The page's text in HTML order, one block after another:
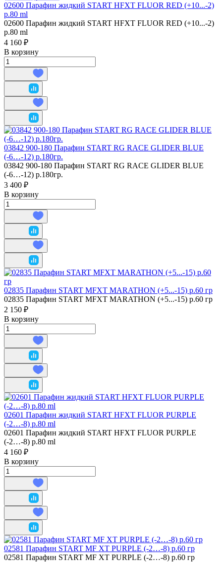
02600 Парафин жидкий START HFXT FLUOR RED (+10...-2)
р.80 ml
02600 Парафин жидкий START HFXT FLUOR RED (+10...-2)
р.80 ml
4 160 ₽
В корзину
03842 900-180 Парафин START RG RACE GLIDER BLUE
(-6…-12) р.180гр.
03842 900-180 Парафин START RG RACE GLIDER BLUE
(-6…-12) р.180гр.
3 400 ₽
В корзину
02835 Парафин START MFXT MARATHON (+5...-15) р.60 гр
02835 Парафин START MFXT MARATHON (+5...-15) р.60 гр
2 150 ₽
В корзину
02601 Парафин жидкий START HFXT FLUOR PURPLE
(-2…-8) р.80 ml
02601 Парафин жидкий START HFXT FLUOR PURPLE
(-2…-8) р.80 ml
4 160 ₽
В корзину
02581 Парафин START MF XT PURPLE (-2…-8) р.60 гр
02581 Парафин START MF XT PURPLE (-2…-8) р.60 гр